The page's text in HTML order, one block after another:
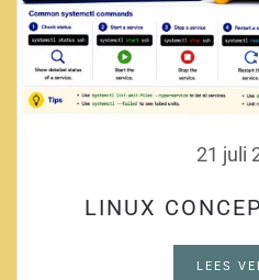
21 juli
LINUX
LEES